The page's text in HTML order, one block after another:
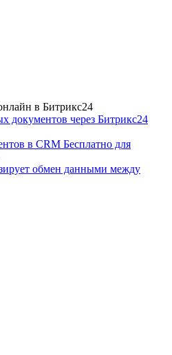
в Битрикс24
документов через Битрикс24
в CRM Бесплатно для
обмен данными между